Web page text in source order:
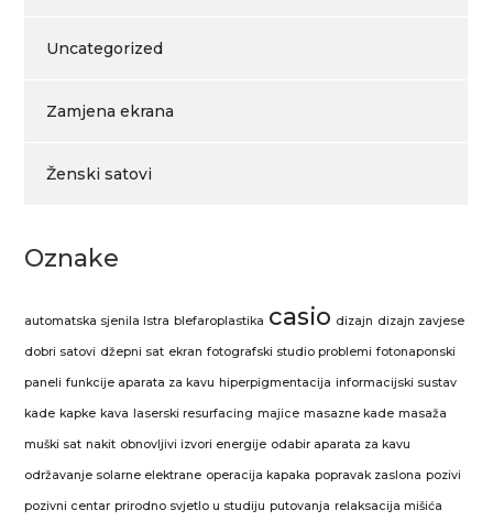
Uncategorized
Zamjena ekrana
Ženski satovi
Oznake
automatska sjenila Istra blefaroplastika casio dizajn dizajn zavjese
dobri satovi džepni sat ekran fotografski studio problemi fotonaponski
paneli funkcije aparata za kavu hiperpigmentacija informacijski sustav
kade kapke kava laserski resurfacing majice masazne kade masaža
muški sat nakit obnovljivi izvori energije odabir aparata za kavu
održavanje solarne elektrane operacija kapaka popravak zaslona pozivi
pozivni centar prirodno svjetlo u studiju putovanja relaksacija mišića